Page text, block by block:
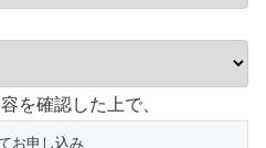
を確認した上で、